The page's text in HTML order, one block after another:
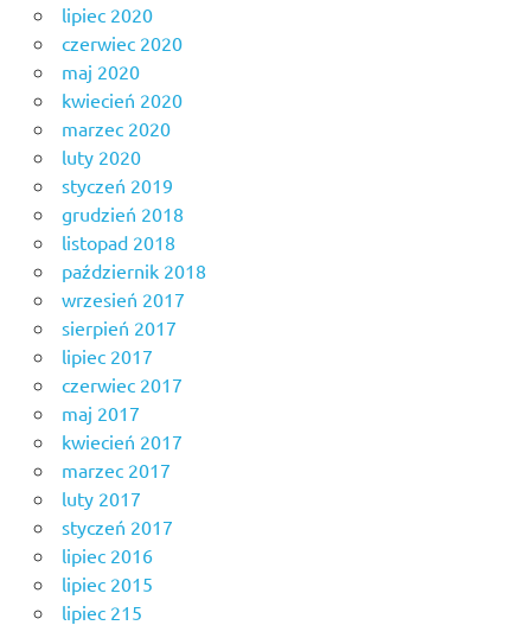
lipiec 2020
czerwiec 2020
maj 2020
kwiecień 2020
marzec 2020
luty 2020
styczeń 2019
grudzień 2018
listopad 2018
październik 2018
wrzesień 2017
sierpień 2017
lipiec 2017
czerwiec 2017
maj 2017
kwiecień 2017
marzec 2017
luty 2017
styczeń 2017
lipiec 2016
lipiec 2015
lipiec 215